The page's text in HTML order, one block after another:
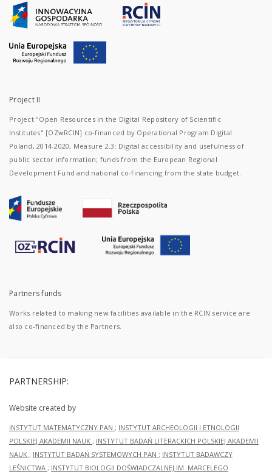
Project II
Project "Open Resources in the Digital Repository of Scientific
Institutes" [OZwRCIN] co-financed by Operational Program Digital
Poland, 2014-2020, Measure 2.3: Digital accessibility and usefulness of
public sector information; funds from the European Regional
Development Fund and national co-financing from the state budget.
Partners funds
Works related to making new facilities available in the RCIN service are
also co-financed by the Partners.
PARTNERSHIP:
Website created by
INSTYTUT MATEMATYCZNY PAN ; INSTYTUT ARCHEOLOGII I ETNOLOGII
POLSKIEJ AKADEMII NAUK ; INSTYTUT BADAŃ LITERACKICH POLSKIEJ AKADEMII
NAUK ; INSTYTUT BADAŃ SYSTEMOWYCH PAN ; INSTYTUT BADAWCZY
LEŚNICTWA ; INSTYTUT BIOLOGII DOŚWIADCZALNEJ IM. MARCELEGO